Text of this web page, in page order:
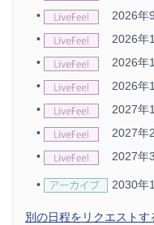
• 2026年
• 2026年
• 2026年
• 2026年
• 2027年
• 2027年
• 2027年
• 2030年
別の日程をリクエストす